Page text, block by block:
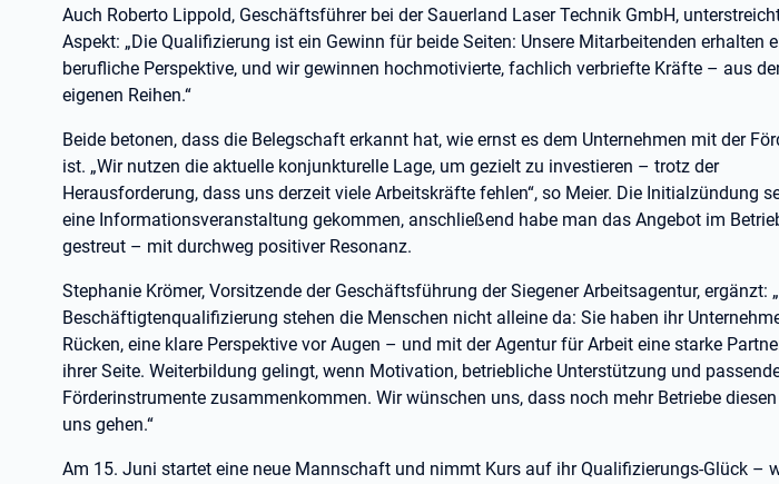
Auch Roberto Lippold, Geschäftsführer bei der Sauerland Laser Technik GmbH,
Aspekt: „Die Qualifizierung ist ein Gewinn für beide Seiten: Unsere Mitarbeitenden erhalten
berufliche Perspektive, und wir gewinnen hochmotivierte, fachlich verbriefte Kräfte – aus
eigenen Reihen.“
Beide betonen, dass die Belegschaft erkannt hat, wie ernst es dem Unternehmen mit der
ist. „Wir nutzen die aktuelle konjunkturelle Lage, um gezielt zu investieren – trotz der
Herausforderung, dass uns derzeit viele Arbeitskräfte fehlen“, so Meier. Die Initialzündung
eine Informationsveranstaltung gekommen, anschließend habe man das Angebot im
gestreut – mit durchweg positiver Resonanz.
Stephanie Krömer, Vorsitzende der Geschäftsführung der Siegener Arbeitsagentur, ergänzt:
Beschäftigtenqualifizierung stehen die Menschen nicht alleine da: Sie haben ihr
Rücken, eine klare Perspektive vor Augen – und mit der Agentur für Arbeit eine starke
ihrer Seite. Weiterbildung gelingt, wenn Motivation, betriebliche Unterstützung und
Förderinstrumente zusammenkommen. Wir wünschen uns, dass noch mehr Betriebe
uns gehen.“
Am 15. Juni startet eine neue Mannschaft und nimmt Kurs auf ihr Qualifizierungs-Glück –